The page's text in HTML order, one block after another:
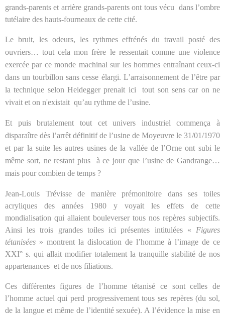
grands-parents et arrière grands-parents ont tous vécu dans l’ombre
tutélaire des hauts-fourneaux de cette cité.
Le bruit, les odeurs, les rythmes effrénés du travail posté des
ouvriers… tout cela mon frère le ressentait comme une violence
exercée par ce monde machinal sur les hommes entraînant ceux-ci
dans un tourbillon sans cesse élargi. L’arraisonnement de l’être par
la technique selon Heidegger prenait ici
tout son sens car on ne
vivait et on n'existait qu’au rythme de l’usine.
Et puis brutalement tout cet univers industriel commença à
disparaître dès l’arrêt définitif de l’usine de Moyeuvre le 31/01/1970
et par la suite les autres usines de la vallée de l’Orne ont subi le
même sort, ne restant plus
à ce jour que l’usine de Gandrange…
mais pour combien de temps ?
Jean-Louis Trévisse de manière prémonitoire dans ses toiles
acryliques des années 1980 y voyait les effets de cette
mondialisation qui allaient bouleverser tous nos repères subjectifs.
Ainsi les trois grandes toiles ici présentes intitulées « Figures
tétanisées » montrent la dislocation de l’homme à l’image de ce
XXI° s. qui allait modifier totalement la tranquille stabilité de nos
appartenances et de nos filiations.
Ces différentes figures de l’homme tétanisé ce sont celles de
l’homme actuel qui perd progressivement tous ses repères (du sol,
de la langue et même de l’identité sexuée). A l’évidence la mise en